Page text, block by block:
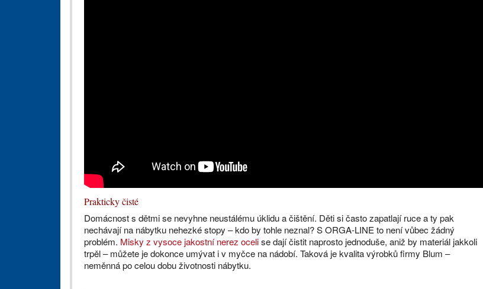
Prakticky čisté
Domácnost s dětmi se nevyhne neustálému úklidu a čištění. Děti si často zapatlají ruce a ty pak
nechávají na nábytku nehezké stopy – kdo by tohle neznal? S ORGA-LINE to není vůbec žádný
problém. Misky z vysoce jakostní nerez ocelise dají čistit naprosto jednoduše, aniž by materiál jakkoli
trpěl – můžete je dokonce umývat i v myčce na nádobí. Taková je kvalita výrobků firmy Blum –
neměnná po celou dobu životnosti nábytku.